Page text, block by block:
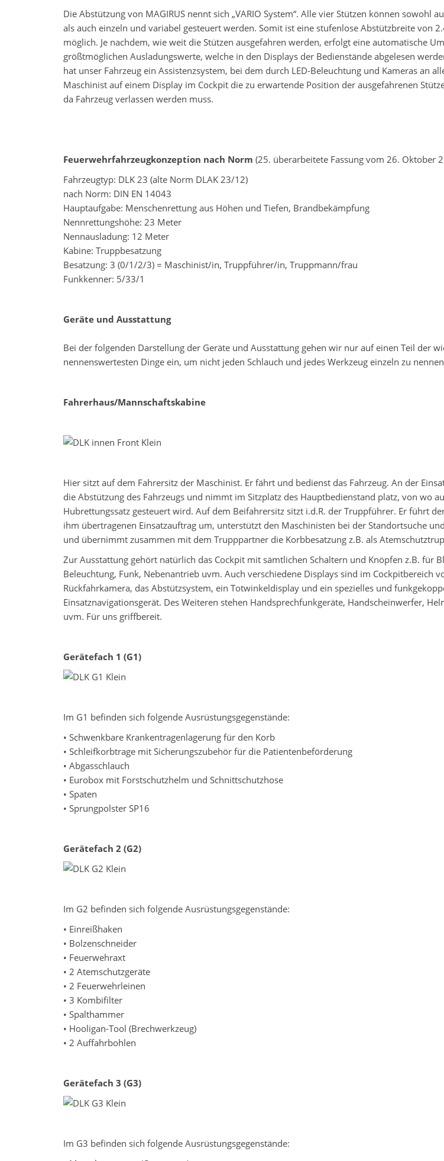
Die Abstützung von MAGIRUS nennt sich „VARIO System“. Alle vier Stützen können sowohl
als auch einzeln und variabel gesteuert werden. Somit ist eine stufenlose Abstützbreite von
möglich. Je nachdem, wie weit die Stützen ausgefahren werden, erfolgt eine automatische
größtmöglichen Ausladungswerte, welche in den Displays der Bedienstände abgelesen
hat unser Fahrzeug ein Assistenzsystem, bei dem durch LED-Beleuchtung und Kameras an
Maschinist auf einem Display im Cockpit die zu erwartende Position der ausgefahrenen
da Fahrzeug verlassen werden muss.
Feuerwehrfahrzeugkonzeption nach Norm (25. überarbeitete Fassung vom 26. Oktober
Fahrzeugtyp: DLK 23 (alte Norm DLAK 23/12)
nach Norm: DIN EN 14043
Hauptaufgabe: Menschenrettung aus Höhen und Tiefen, Brandbekämpfung
Nennrettungshöhe: 23 Meter
Nennausladung: 12 Meter
Kabine: Truppbesatzung
Besatzung: 3 (0/1/2/3) = Maschinist/in, Truppführer/in, Truppmann/frau
Funkkenner: 5/33/1
Geräte und Ausstattung
Bei der folgenden Darstellung der Geräte und Ausstattung gehen wir nur auf einen Teil der
nennenswertesten Dinge ein, um nicht jeden Schlauch und jedes Werkzeug einzeln zu
Fahrerhaus/Mannschaftskabine
Hier sitzt auf dem Fahrersitz der Maschinist. Er fährt und bedienst das Fahrzeug. An der
die Abstützung des Fahrzeugs und nimmt im Sitzplatz des Hauptbedienstand platz, von wo
Hubrettungssatz gesteuert wird. Auf dem Beifahrersitz sitzt i.d.R. der Truppführer. Er führt
ihm übertragenen Einsatzauftrag um, unterstützt den Maschinisten bei der Standortsuche
und übernimmt zusammen mit dem Trupppartner die Korbbesatzung z.B. als
Zur Ausstattung gehört natürlich das Cockpit mit sämtlichen Schaltern und Knöpfen z.B. für
Beleuchtung, Funk, Nebenantrieb uvm. Auch verschiedene Displays sind im Cockpitbereich
Rückfahrkamera, das Abstützsystem, ein Totwinkeldisplay und ein spezielles und
Einsatznavigationsgerät. Des Weiteren stehen Handsprechfunkgeräte, Handscheinwerfer,
uvm. Für uns griffbereit.
Gerätefach 1 (G1)
Im G1 befinden sich folgende Ausrüstungsgegenstände:
• Schwenkbare Krankentragenlagerung für den Korb
• Schleifkorbtrage mit Sicherungszubehör für die Patientenbeförderung
• Abgasschlauch
• Eurobox mit Forstschutzhelm und Schnittschutzhose
• Spaten
• Sprungpolster SP16
Gerätefach 2 (G2)
Im G2 befinden sich folgende Ausrüstungsgegenstände:
• Einreißhaken
• Bolzenschneider
• Feuerwehraxt
• 2 Atemschutzgeräte
• 2 Feuerwehrleinen
• 3 Kombifilter
• Spalthammer
• Hooligan-Tool (Brechwerkzeug)
• 2 Auffahrbohlen
Gerätefach 3 (G3)
Im G3 befinden sich folgende Ausrüstungsgegenstände: